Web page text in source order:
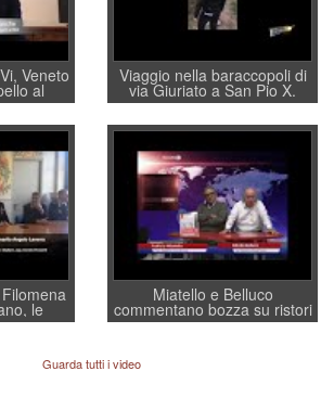
Veneto
al
ordine
CNCU
di
Viaggio nella baraccopoli di
via Giuriato a San Pio X.
Vicenza ai Vicentini: “faremo
un regalo di Natale ai
residenti”
le
di
D'Urso
Miatello e Belluco
commentano bozza su ristori
BPVi e Veneto Banca
Guarda tutti i video